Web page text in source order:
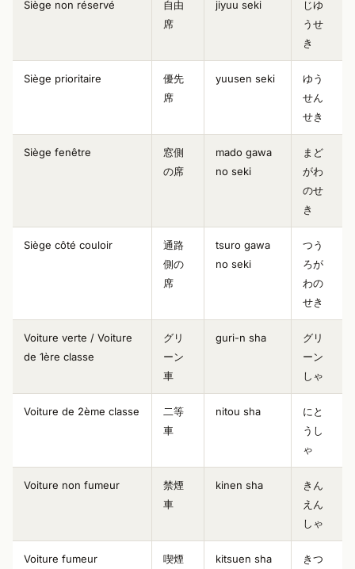
Siège non réservé
自由
席
jiyuu seki
じゆ
うせ
き
Siège prioritaire
優先
席
yuusen seki
ゆう
せん
せき
Siège fenêtre
窓側
の席
mado gawa
no seki
まど
がわ
のせ
き
Siège côté couloir
通路
側の
席
tsuro gawa
no seki
つう
ろが
わの
せき
Voiture verte / Voiture
de 1ère classe
グリ
ーン
車
guri-n sha
グリ
ーン
しゃ
Voiture de 2ème classe
二等
車
nitou sha
にと
うし
ゃ
Voiture non fumeur
禁煙
車
kinen sha
きん
えん
しゃ
Voiture fumeur
喫煙
kitsuen sha
きつ